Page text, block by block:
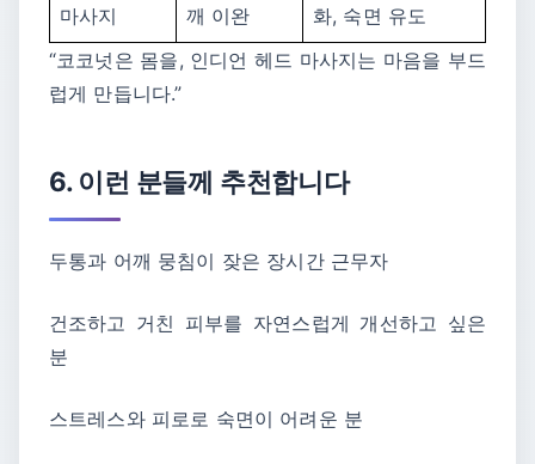
마사지
깨 이완
화, 숙면 유도
“코코넛은 몸을, 인디언 헤드 마사지는 마음을 부드
럽게 만듭니다.”
6. 이런 분들께 추천합니다
두통과 어깨 뭉침이 잦은 장시간 근무자
건조하고 거친 피부를 자연스럽게 개선하고 싶은
분
스트레스와 피로로 숙면이 어려운 분